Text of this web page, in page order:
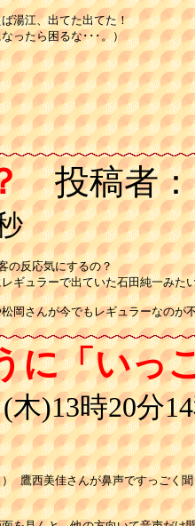
湯江、出てた出てた！
ったら困るな･･･。）
投稿者：
の反応気にするの？
ギュラーで出ていた石田純一みた
岡さんが今でもレギュラーなのが
に「いっ
木)13時20分
鷹西美佳さんが鼻声ですっごく